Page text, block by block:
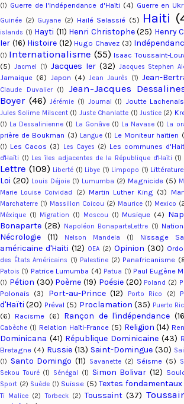
(1) Guerre de l'Indépendance d'Haïti (4) Guerre en
Guinée (2) Guyane (2) Hailé Selassié (5) Haiti
islands (1) Hayti (11) Henri Christophe (25) Henry
Ier (16) Histoire (12) Hugo Chavez (3)
(1) Internationalisme (55) Isaac Toussaint-
(5) Jacmel (1) Jacques Ier (32) Jacques Stephen
Jamaique (6) Japon (4) Jean Jaurès (1) Jean-
Claude Duvalier
(1) Jean-Jacques
Boyer (46) Jérémie (1) Journal (1) Joutte Lachenais
Jules Solime Milscent (1) Juste Chanlatte (1) Justice (2)
(1) La Dessalinienne (1) La Gonâve (1) La Navase (1) La
prière de Boukman (3) Langue (1) Le Moniteur haïtien
(1) Les Cacos (3) Les Cayes (2) Les communes
d'Haïti (1) Les îles adjacentes de la République d'Haïti (1)
Lettre (109) Liberté (1) Libye (1) Limpopo (1)
Loi (20) Louis Déjoie (1) Lumumba (2) Magnicide (5)
Marie Louise Coividad
(2) Martin Luther King (3)
Marchaterre (1) Massillon Coicou (2) Maurice (1) Mexico
Méxique (1) Migration (1) Moscou (1) Musique (4)
Bonaparte (28) Napoléon BonaparteLettre (1)
Nécrologie (11) Nelson Mandela (1) Nissage
américaine d'Haiti (12) OEA (2) Opinion (30)
des États Américains (1) Palestine (2) Panafricanisme
Patois (1) Patrice Lumumba (4) Patua (1) Paul Eugène
(1) Pétion (30) Poème (19) Poésie (20) Poland (2)
Polonais (3) Port-au-Prince (12) Porto Rico (2)
d'Haïti (20) Préval (5) Proclamation (35) Puerto
(6) Racisme (6) Rançon de l'indépendance
Cabèche (1) Relation Haïti-France (5) Religion (14)
Dominicana (41) République Dominicaine (43)
Bretagne (4) Russie (13) Saint-Domingue (30)
(1)
Santo Domingo (11) Savanette (2) Séisme (5)
Sekou Touré (1) Sénégal (1) Simon Bolivar (12)
Sport (2) Suède (1) Suisse (5) Textes fondamentaux
Ti Malice (2) Torbeck (2) Toussaint (37)